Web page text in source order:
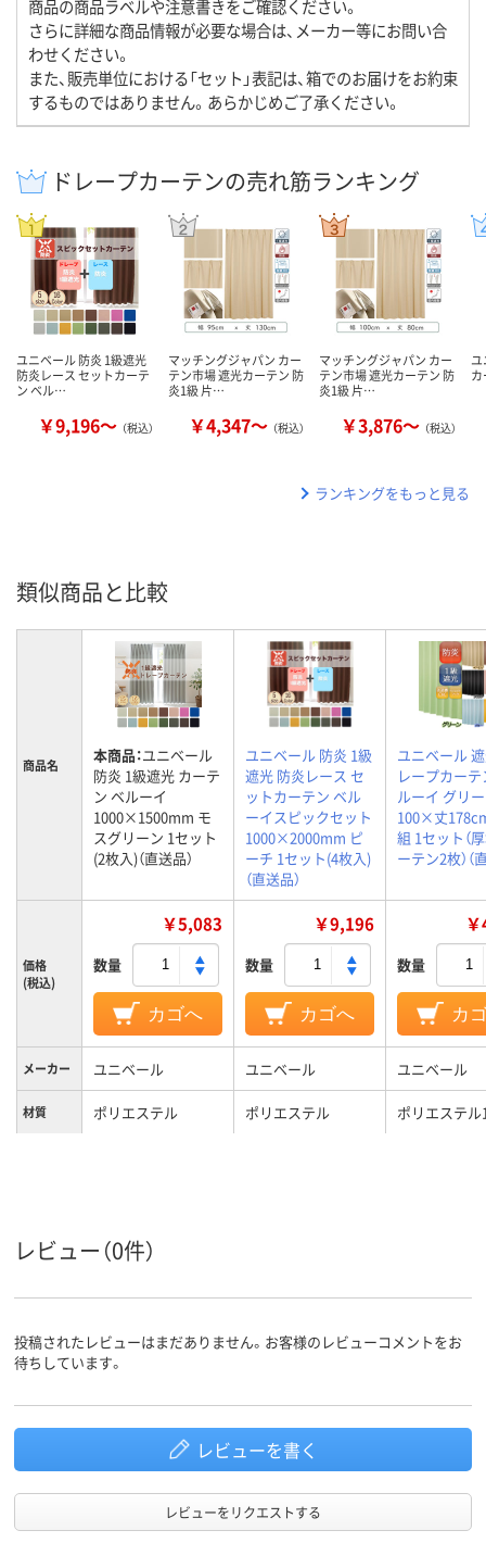
商品の商品ラベルや注意書きをご確認ください。
さらに詳細な商品情報が必要な場合は、メーカー等にお問い合
わせください。
また、販売単位における「セット」表記は、箱でのお届けをお約束
するものではありません。あらかじめご了承ください。
ドレープカーテンの売れ筋ランキング
ユニベール 防炎 1級遮光
防炎レース セットカーテ
ン ベル…
￥9,196～ （税込）
マッチングジャパン カー
テン市場 遮光カーテン 防
炎1級 片…
￥4,347～ （税込）
マッチングジャパン カー
テン市場 遮光カーテン 防
炎1級 片…
￥3,876～ （税込）
ランキングをもっと見る
類似商品と比較
商品名 本商品：ユニベール
防炎 1級遮光 カーテ
ン ベルーイ
1000×1500mm モ
スグリーン 1セット
(2枚入)（直送品）
ユニベール 防炎 1級
遮光 防炎レース セ
ットカーテン ベル
ーイスピックセット
1000×2000mm ピ
ーチ 1セット(4枚入)
（直送品）
ユニベール
レープカーテ
ルーイ グリ
100×丈
組 1セット（
ーテン2枚）（
価格
(税込)
￥5,083
数量
カゴへ
￥9,196
数量
カゴへ
数量
カ
メーカー ユニベール ユニベール ユニベール
材質 ポリエステル ポリエステル ポリエステル
レビュー（0件）
投稿されたレビューはまだありません。お客様のレビューコメントをお
待ちしています。
レビューを書く
レビューをリクエストする